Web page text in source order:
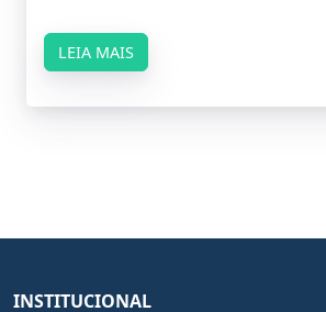
LEIA MAIS
INSTITUCIONAL